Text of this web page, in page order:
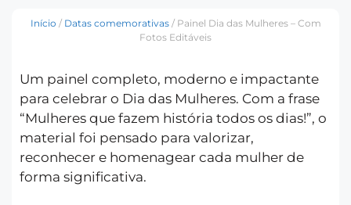
Início / Datas comemorativas/ Painel Dia das Mulheres – Com
Fotos Editáveis
Um painel completo, moderno e impactante
para celebrar o Dia das Mulheres. Com a frase
“Mulheres que fazem história todos os dias!”, o
material foi pensado para valorizar,
reconhecer e homenagear cada mulher de
forma significativa.